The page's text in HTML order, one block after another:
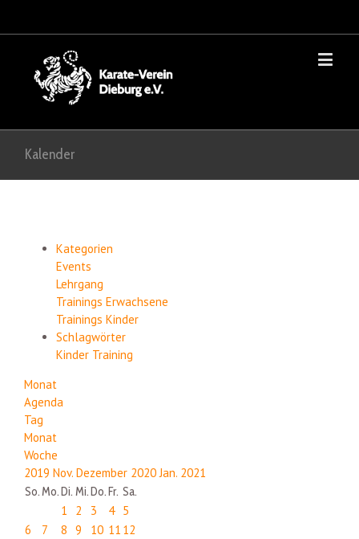
Kalender
Kategorien
Events
Lehrgang
Trainings Erwachsene
Trainings Kinder
Schlagwörter
Kinder Training
Monat
Agenda
Tag
Monat
Woche
2019 Nov. Dezember 2020 Jan. 2021
So.Mo.Di. Mi.Do.Fr. Sa.
1 2 3 4 5
6
7 8 9 10 11 12